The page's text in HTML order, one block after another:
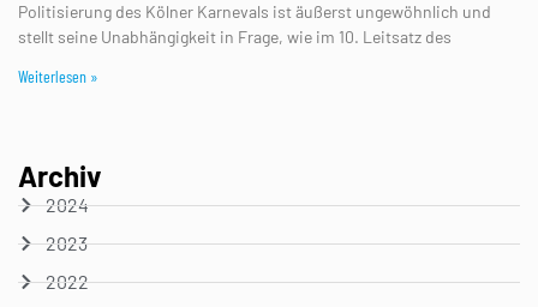
Politisierung des Kölner Karnevals ist äußerst ungewöhnlich und
stellt seine Unabhängigkeit in Frage, wie im 10. Leitsatz des
Weiterlesen »
Archiv
2024
2023
2022